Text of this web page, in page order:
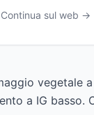
Continua sul web →
vegetale
a IG basso.